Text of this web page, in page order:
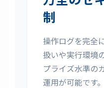
制
操作ログを完全
扱いや実行環境
プライズ水準の
運用が可能です。